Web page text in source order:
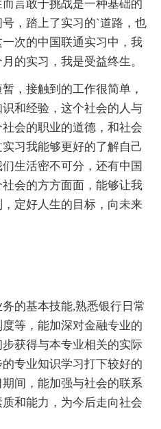
言敢于挑战是一种基础的
，踏上了实习的`道路，也
次的中国联通实习中，我
的实习，我是受益终生。
接触到的工作很简单，
和经验，这个社会的人与
会的职业的道德，和社会
习我能够更好的了解自己
生活密不可分，还有中国
会的方方面面，能够让我
定好人生的目标，向未来
基本技能,熟悉银行日常
等，能加深对金融专业的
获得与本专业相关的实际
专业知识学习打下较好的
间，能加强与社会的联系
和能力，为今后走向社会